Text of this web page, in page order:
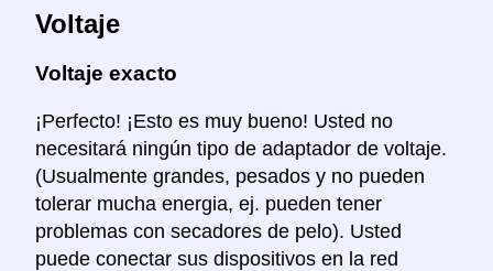
Voltaje
Voltaje exacto
¡Perfecto! ¡Esto es muy bueno! Usted no
necesitará ningún tipo de adaptador de voltaje.
(Usualmente grandes, pesados y no pueden
tolerar mucha energia, ej. pueden tener
problemas con secadores de pelo). Usted
puede conectar sus dispositivos en la red